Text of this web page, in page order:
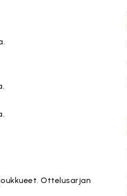
Ottelusarjan